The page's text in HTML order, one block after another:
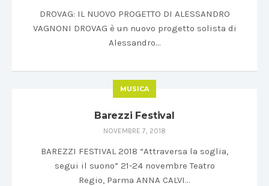
DROVAG: IL NUOVO PROGETTO DI ALESSANDRO
VAGNONI DROVAG è un nuovo progetto solista di
Alessandro…
MUSICA
Barezzi Festival
NOVEMBRE 7, 2018
BAREZZI FESTIVAL 2018 “Attraversa la soglia,
segui il suono” 21-24 novembre Teatro
Regio, Parma ANNA CALVI…